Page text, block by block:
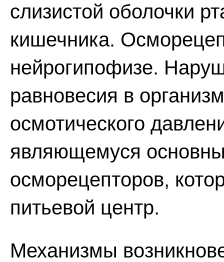
слизистой оболочки
кишечника.
нейрогипофизе.
равновесия в
осмотического
являющемуся
осморецепторов,
питьевой центр.
Механизмы